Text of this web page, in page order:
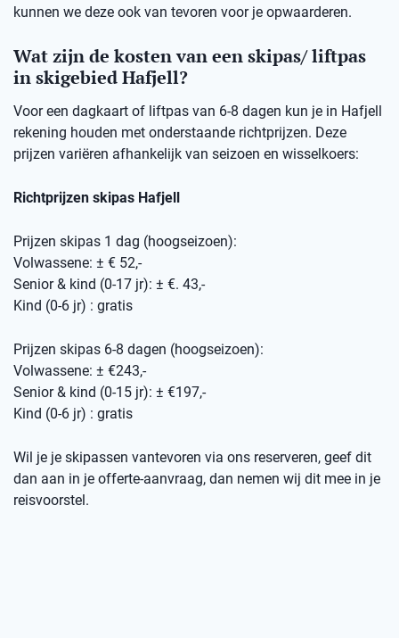
kunnen we deze ook van tevoren voor je opwaarderen.
Wat zijn de kosten van een skipas/ liftpas
in skigebied Hafjell?
Voor een dagkaart of liftpas van 6-8 dagen kun je in Hafjell
rekening houden met onderstaande richtprijzen. Deze
prijzen variëren afhankelijk van seizoen en wisselkoers:
Richtprijzen skipas Hafjell
Prijzen skipas 1 dag (hoogseizoen):
Volwassene: ± € 52,-
Senior & kind (0-17 jr): ± €. 43,-
Kind (0-6 jr) : gratis
Prijzen skipas 6-8 dagen (hoogseizoen):
Volwassene: ± €243,-
Senior & kind (0-15 jr): ± €197,-
Kind (0-6 jr) : gratis
Wil je je skipassen vantevoren via ons reserveren, geef dit
dan aan in je offerte-aanvraag, dan nemen wij dit mee in je
reisvoorstel.